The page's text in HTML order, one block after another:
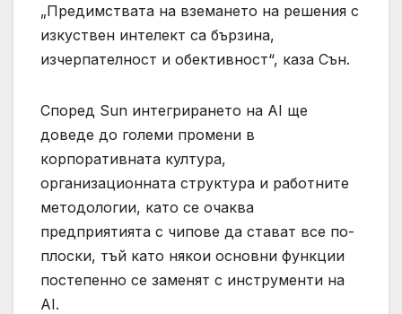
„Предимствата на вземането на решения с
изкуствен интелект са бързина,
изчерпателност и обективност“, каза Сън.
Според Sun интегрирането на AI ще
доведе до големи промени в
корпоративната култура,
организационната структура и работните
методологии, като се очаква
предприятията с чипове да стават все по-
плоски, тъй като някои основни функции
постепенно се заменят с инструменти на
AI.